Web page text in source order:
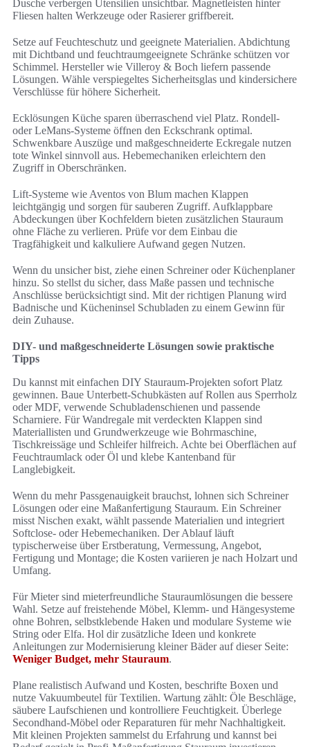
Dusche verbergen Utensilien unsichtbar. Magnetleisten hinter
Fliesen halten Werkzeuge oder Rasierer griffbereit.
Setze auf Feuchteschutz und geeignete Materialien. Abdichtung
mit Dichtband und feuchtraumgeeignete Schränke schützen vor
Schimmel. Hersteller wie Villeroy & Boch liefern passende
Lösungen. Wähle verspiegeltes Sicherheitsglas und kindersichere
Verschlüsse für höhere Sicherheit.
Ecklösungen Küche sparen überraschend viel Platz. Rondell-
oder LeMans-Systeme öffnen den Eckschrank optimal.
Schwenkbare Auszüge und maßgeschneiderte Eckregale nutzen
tote Winkel sinnvoll aus. Hebemechaniken erleichtern den
Zugriff in Oberschränken.
Lift-Systeme wie Aventos von Blum machen Klappen
leichtgängig und sorgen für sauberen Zugriff. Aufklappbare
Abdeckungen über Kochfeldern bieten zusätzlichen Stauraum
ohne Fläche zu verlieren. Prüfe vor dem Einbau die
Tragfähigkeit und kalkuliere Aufwand gegen Nutzen.
Wenn du unsicher bist, ziehe einen Schreiner oder Küchenplaner
hinzu. So stellst du sicher, dass Maße passen und technische
Anschlüsse berücksichtigt sind. Mit der richtigen Planung wird
Badnische und Kücheninsel Schubladen zu einem Gewinn für
dein Zuhause.
DIY- und maßgeschneiderte Lösungen sowie praktische
Tipps
Du kannst mit einfachen DIY Stauraum-Projekten sofort Platz
gewinnen. Baue Unterbett-Schubkästen auf Rollen aus Sperrholz
oder MDF, verwende Schubladenschienen und passende
Scharniere. Für Wandregale mit verdeckten Klappen sind
Materiallisten und Grundwerkzeuge wie Bohrmaschine,
Tischkreissäge und Schleifer hilfreich. Achte bei Oberflächen auf
Feuchtraumlack oder Öl und klebe Kantenband für
Langlebigkeit.
Wenn du mehr Passgenauigkeit brauchst, lohnen sich Schreiner
Lösungen oder eine Maßanfertigung Stauraum. Ein Schreiner
misst Nischen exakt, wählt passende Materialien und integriert
Softclose- oder Hebemechaniken. Der Ablauf läuft
typischerweise über Erstberatung, Vermessung, Angebot,
Fertigung und Montage; die Kosten variieren je nach Holzart und
Umfang.
Für Mieter sind mieterfreundliche Stauraumlösungen die bessere
Wahl. Setze auf freistehende Möbel, Klemm- und Hängesysteme
ohne Bohren, selbstklebende Haken und modulare Systeme wie
String oder Elfa. Hol dir zusätzliche Ideen und konkrete
Anleitungen zur Modernisierung kleiner Bäder auf dieser Seite:
Weniger Budget, mehr Stauraum.
Plane realistisch Aufwand und Kosten, beschrifte Boxen und
nutze Vakuumbeutel für Textilien. Wartung zählt: Öle Beschläge,
säubere Laufschienen und kontrolliere Feuchtigkeit. Überlege
Secondhand-Möbel oder Reparaturen für mehr Nachhaltigkeit.
Mit kleinen Projekten sammelst du Erfahrung und kannst bei